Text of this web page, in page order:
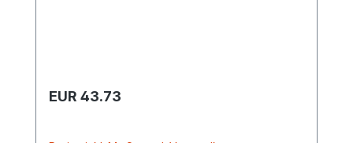
Regulärer Preis:
EUR 43.73